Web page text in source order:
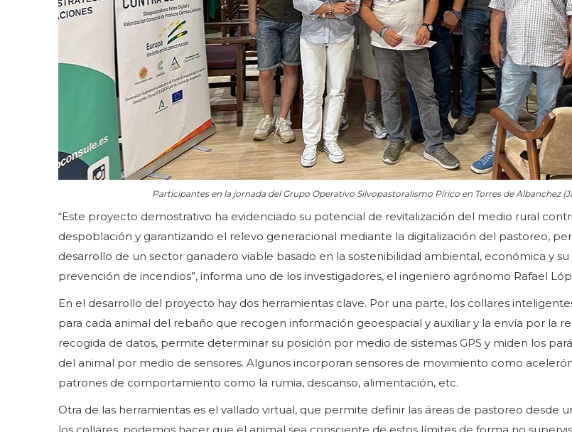
Participantes en la jornada del Grupo Operativo Silvopastoralismo Pírico en Torres de Albanchez
“Este proyecto demostrativo ha evidenciado su potencial de revitalización del medio rural
despoblación y garantizando el relevo generacional mediante la digitalización del pastoreo,
desarrollo de un sector ganadero viable basado en la sostenibilidad ambiental, económica y
prevención de incendios”, informa uno de los investigadores, el ingeniero agrónomo Rafael
En el desarrollo del proyecto hay dos herramientas clave. Por una parte, los collares
para cada animal del rebaño que recogen información geoespacial y auxiliar y la envía por la
recogida de datos, permite determinar su posición por medio de sistemas GPS y miden los
del animal por medio de sensores. Algunos incorporan sensores de movimiento como
patrones de comportamiento como la rumia, descanso, alimentación, etc.
Otra de las herramientas es el vallado virtual, que permite definir las áreas de pastoreo desde